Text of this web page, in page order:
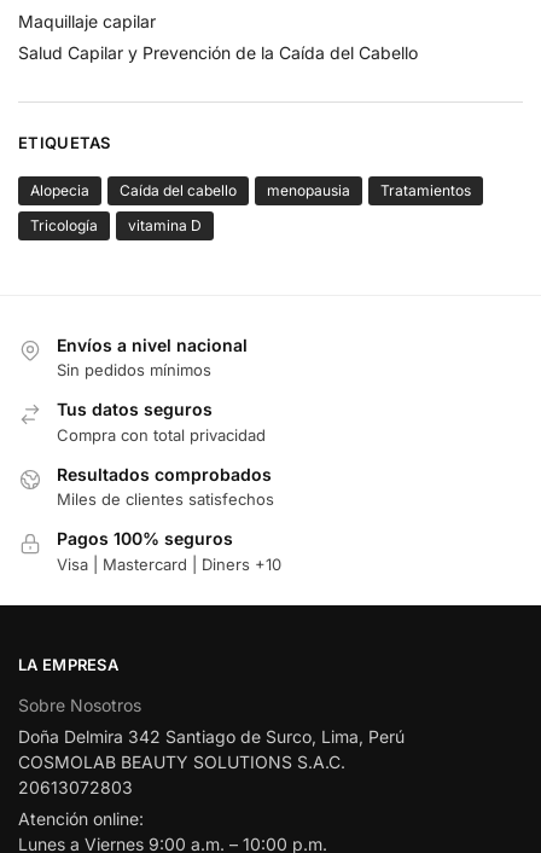
Maquillaje capilar
Salud Capilar y Prevención de la Caída del Cabello
ETIQUETAS
Alopecia Caída del cabello menopausia
Tratamientos
Tricología
vitamina D
Envíos a nivel nacional
Sin pedidos mínimos
Tus datos seguros
Compra con total privacidad
Resultados comprobados
Miles de clientes satisfechos
Pagos 100% seguros
Visa | Mastercard | Diners +10
LA EMPRESA
Sobre Nosotros
Doña Delmira 342 Santiago de Surco, Lima, Perú
COSMOLAB BEAUTY SOLUTIONS S.A.C.
20613072803
Atención online:
Lunes a Viernes 9:00 a.m. – 10:00 p.m.